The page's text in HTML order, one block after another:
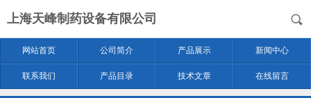
上海天峰制药设备有限公司
网站首页 公司简介 产品展示 新闻中心
联系我们 产品目录 技术文章 在线留言